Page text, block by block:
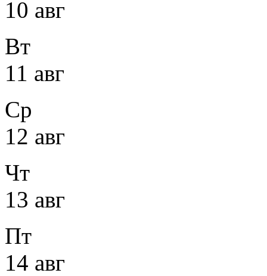
10 авг
Вт
11 авг
Ср
12 авг
Чт
13 авг
Пт
14 авг